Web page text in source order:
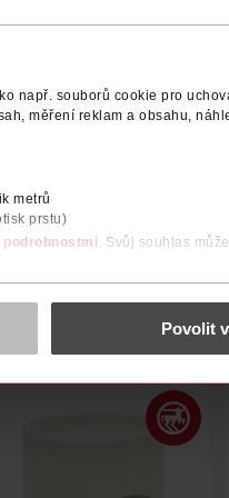
např. souborů cookie pro
měření reklam a obsahu,
metrů
prstu)
. Svůj souhlas
které mohou nést osobní
Povolit
u vás doma zvláštní